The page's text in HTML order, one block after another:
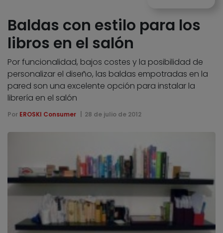
Baldas con estilo para los
libros en el salón
Por funcionalidad, bajos costes y la posibilidad de
personalizar el diseño, las baldas empotradas en la
pared son una excelente opción para instalar la
librería en el salón
Por EROSKI Consumer 28 de julio de 2012